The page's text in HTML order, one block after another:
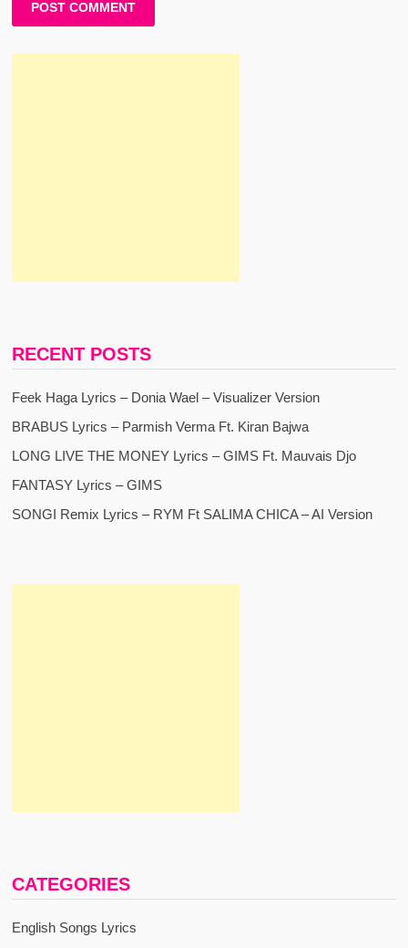
RECENT POSTS
Feek Haga Lyrics – Donia Wael – Visualizer Version
BRABUS Lyrics – Parmish Verma Ft. Kiran Bajwa
LONG LIVE THE MONEY Lyrics – GIMS Ft. Mauvais Djo
FANTASY Lyrics – GIMS
SONGI Remix Lyrics – RYM Ft SALIMA CHICA – AI Version
CATEGORIES
English Songs Lyrics